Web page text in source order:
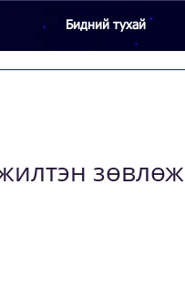
Бидний тухай
зөвлөж